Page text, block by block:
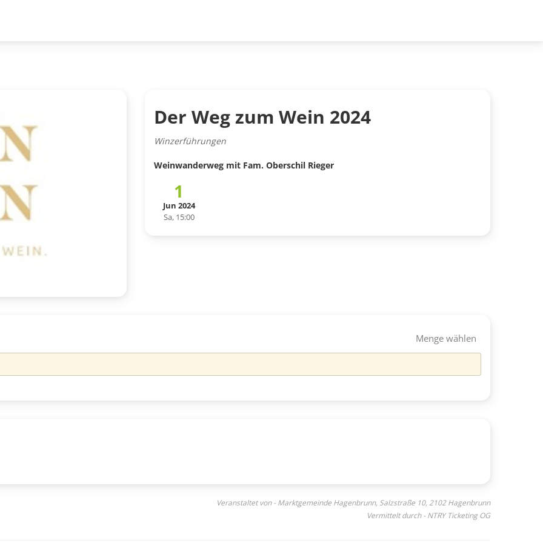
Der Weg zum Wein 2024
Winzerführungen
Weinwanderweg mit Fam. Oberschil Rieger
1
Jun 2024
Sa, 15:00
Menge wählen
Veranstaltet von - Marktgemeinde Hagenbrunn, Salzstraße 10, 2102 Hagenbrunn
Vermittelt durch - NTRY Ticketing OG